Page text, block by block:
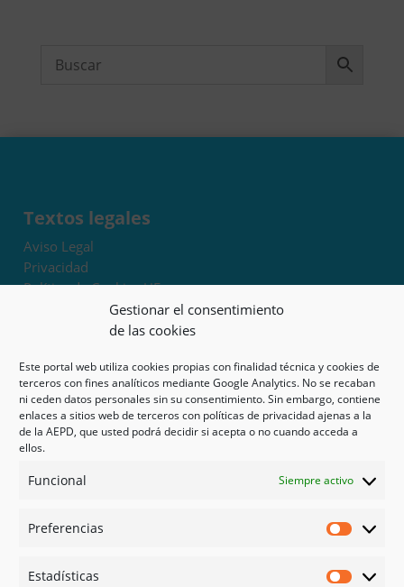
Gestionar el consentimiento
de las cookies
Este portal web utiliza cookies propias con finalidad técnica y cookies de
terceros con fines analíticos mediante Google Analytics. No se recaban
ni ceden datos personales sin su consentimiento. Sin embargo, contiene
enlaces a sitios web de terceros con políticas de privacidad ajenas a la
de la AEPD, que usted podrá decidir si acepta o no cuando acceda a
ellos.
Funcional Siempre activo
Preferencias
Estadísticas
Textos legales
Aviso Legal
Privacidad
Política de Cookies UE
Términos y condiciones
Exoneración de responsabilidad
Mapa del sitio
Mi cuenta
Tienda
Psicología en Murcia
Guías
Redes sociales
Instagram